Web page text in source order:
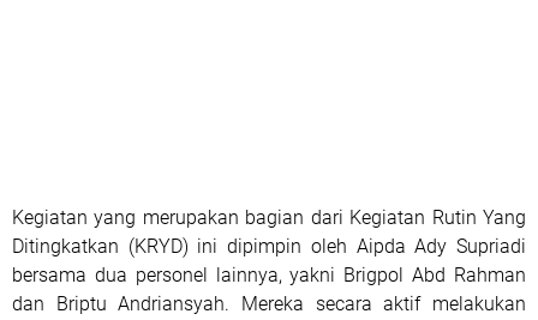
Kegiatan yang merupakan bagian dari Kegiatan Rutin Yang
Ditingkatkan (KRYD) ini dipimpin oleh Aipda Ady Supriadi
bersama dua personel lainnya, yakni Brigpol Abd Rahman
dan Briptu Andriansyah. Mereka secara aktif melakukan